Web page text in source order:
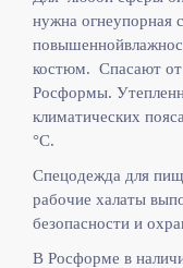
нужна огнеупорная
костюм. Спасают от
Росформы.
климатических
°C.
Спецодежда для
рабочие халаты
безопасности и
В Росформе в